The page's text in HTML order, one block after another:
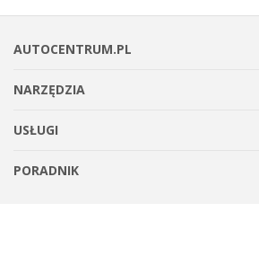
AUTOCENTRUM.PL
NARZĘDZIA
USŁUGI
PORADNIK